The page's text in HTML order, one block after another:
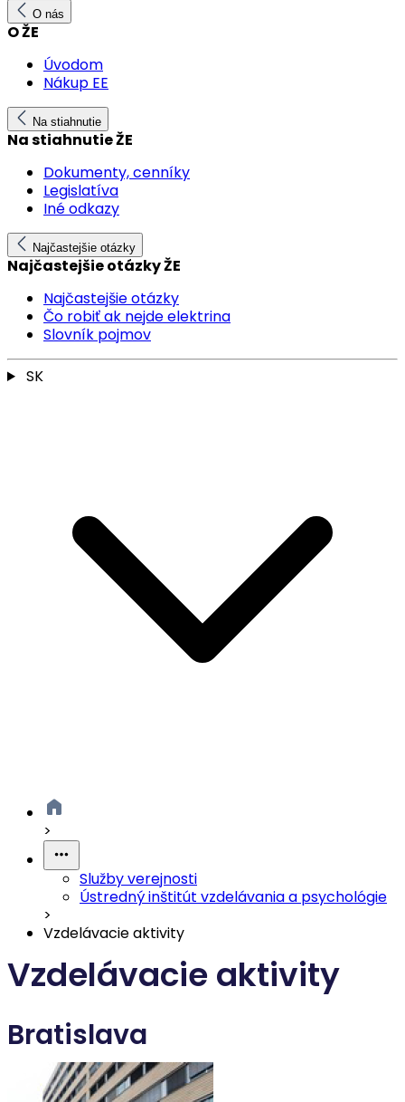
O nás
O ŽE
Úvodom
Nákup EE
Na stiahnutie
Na stiahnutie ŽE
Dokumenty, cenníky
Legislatíva
Iné odkazy
Najčastejšie otázky
Najčastejšie otázky ŽE
Najčastejšie otázky
Čo robiť ak nejde elektrina
Slovník pojmov
SK
>
Služby verejnosti
Ústredný inštitút vzdelávania a psychológie
>
Vzdelávacie aktivity
Vzdelávacie aktivity
Bratislava